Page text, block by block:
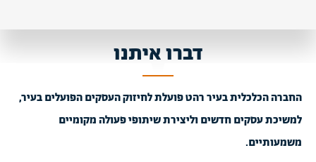
דברו איתנו
החברה הכלכלית בעיר רהט פועלת לחיזוק העסקים הפועלים בעיר,
למשיכת עסקים חדשים וליצירת שיתופי פעולה מקומיים
משמעותיים.